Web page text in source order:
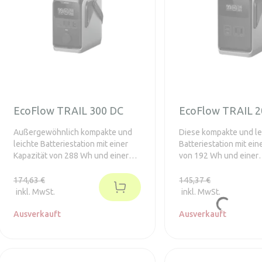
EcoFlow TRAIL 300 DC
Außergewöhnlich kompakte und
leichte Batteriestation mit einer
Kapazität von 288 Wh und einer
eine ideale Energiequelle zum
Campen, Reisen, Angeln und für
Outdoor-Veranstaltungen. Sie
kann Lampen, Kameras, Tablets,
174,63 €
inkl. MwSt.
Ausverkauft
EcoFlow TRAIL
Diese kompakte und
Batteriestation mit
von 192 Wh und einer
ideale Energiequelle
Reisen, Angeln oder
Veranstaltungen. Sie
Kameras, Tablets,
145,37 €
inkl. MwSt.
Ausverkauft